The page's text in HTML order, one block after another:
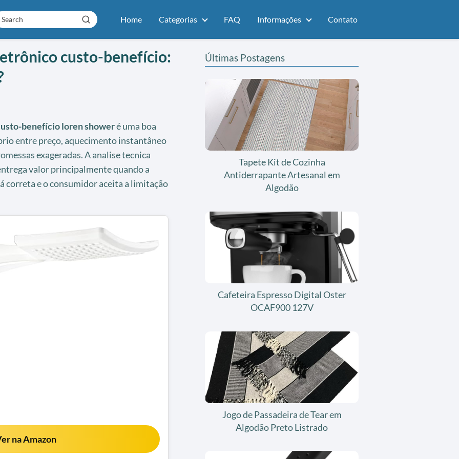
Home Categorias FAQ Informações Contato
custo-benefício:
benefício loren showeré uma boa
entre preço, aquecimento instantâneo
exageradas. A analise tecnica
valor principalmente quando a
correta e o consumidor aceita a limitação
na Amazon
Últimas Postagens
Tapete Kit de Cozinha
Antiderrapante Artesanal em
Algodão
Cafeteira Espresso Digital Oster
OCAF900 127V
Jogo de Passadeira de Tear em
Algodão Preto Listrado